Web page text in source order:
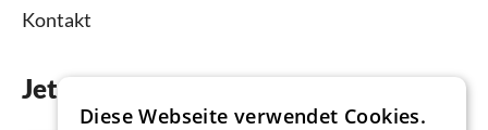
Kontakt
Jetzt die App downloaden
Diese Webseite verwendet Cookies.